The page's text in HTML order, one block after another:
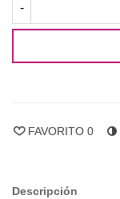
-
FAVORITO 0
Descripción